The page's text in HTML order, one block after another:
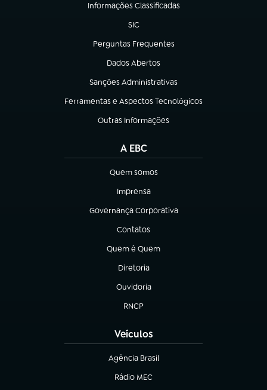
Informações Classificadas
(abre em nova aba)
SIC
(abre em nova aba)
Perguntas Frequentes
(abre em nova aba)
Dados Abertos
(abre em nova aba)
Sanções Administrativas
(abre em nova aba)
Ferramentas e Aspectos Tecnológicos
(abre em nova aba)
Outras Informações
(abre em nova aba)
A EBC
Quem somos
(abre em nova aba)
Imprensa
(abre em nova aba)
Governança Corporativa
(abre em nova aba)
Contatos
(abre em nova aba)
Quem é Quem
(abre em nova aba)
Diretoria
(abre em nova aba)
Ouvidoria
(abre em nova aba)
RNCP
(abre em nova aba)
Veículos
Agência Brasil
(abre em nova aba)
Rádio MEC
(abre em nova aba)